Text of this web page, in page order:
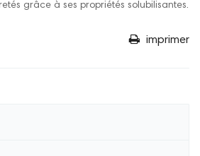
grâce à ses propriétés solubilisantes.
imprimer